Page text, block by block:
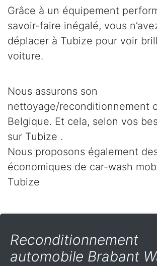
Grâce à un équipement
savoir-faire inégalé, vous
déplacer à Tubize pour voir
voiture.
Nous assurons son
nettoyage/reconditionnement
Belgique. Et cela, selon vos
sur Tubize .
Nous proposons également
économiques de car-wash
Tubize
Reconditionnement
automobile Brabant